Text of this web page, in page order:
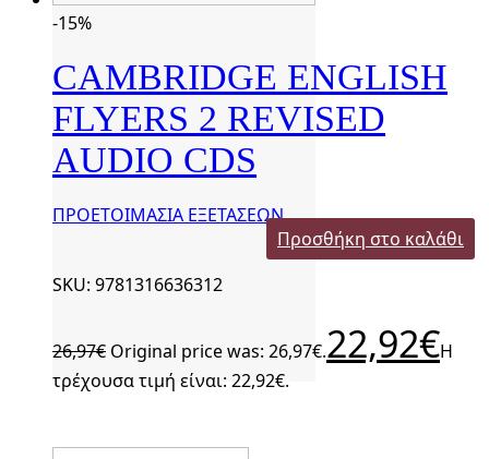
-15%
CAMBRIDGE ENGLISH
FLYERS 2 REVISED
AUDIO CDS
ΠΡΟΕΤΟΙΜΑΣΙΑ ΕΞΕΤΑΣΕΩΝ
Προσθήκη στο καλάθι
SKU: 9781316636312
26,97€ Original price was: 26,97€.22,92€Η
τρέχουσα τιμή είναι: 22,92€.